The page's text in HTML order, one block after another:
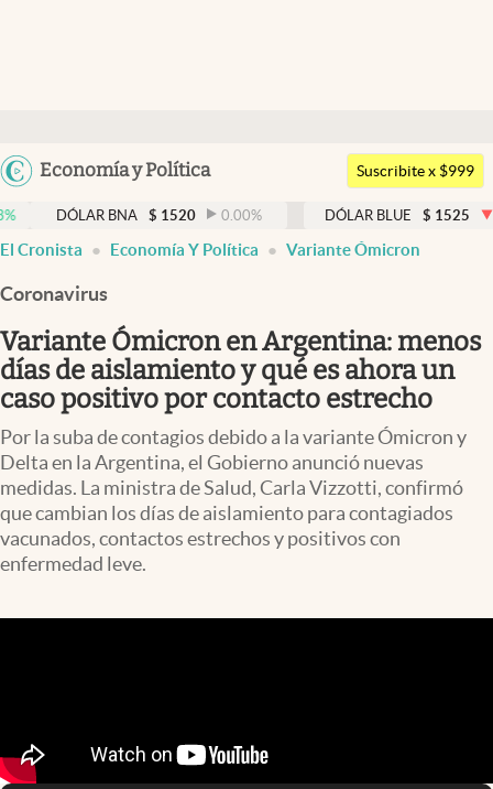
Argentina
Uruguay
Economía y Política
Members
Economía y Política
Finanzas y Mercados
Mercados Online
Negocios
Columnistas
Apertura
Infotechnology
Clase
Mediakit
Suscribite x $999
BNA $ 1520 0.00% DÓLAR BLUE $ 1525 -0.33%
El Cronista Economía Y Política Variante Ómicron
Coronavirus
Variante Ómicron en Argentina: menos
días de aislamiento y qué es ahora un
caso positivo por contacto estrecho
Por la suba de contagios debido a la variante Ómicron y
Delta en la Argentina, el Gobierno anunció nuevas
medidas. La ministra de Salud, Carla Vizzotti, confirmó
que cambian los días de aislamiento para contagiados
vacunados, contactos estrechos y positivos con
enfermedad leve.